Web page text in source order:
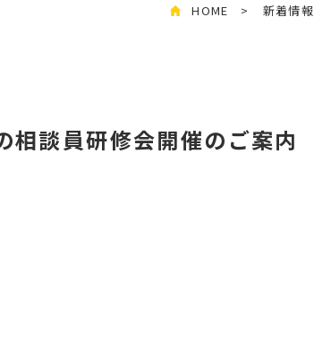
HOME 新着情報
相談員研修会開催のご案内